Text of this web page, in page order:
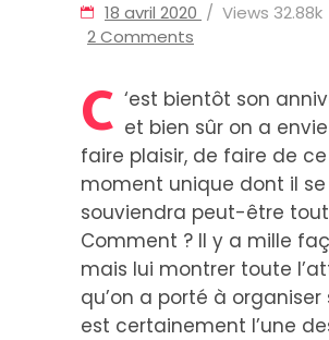
18 avril 2020 Views 32.88k
2 Comments
C ‘est bientôt son
et bien sûr on a
faire plaisir, de faire de
moment unique dont il se
souviendra peut-être
Comment ? Il y a mille
mais lui montrer toute
qu’on a porté à
est certainement l’une